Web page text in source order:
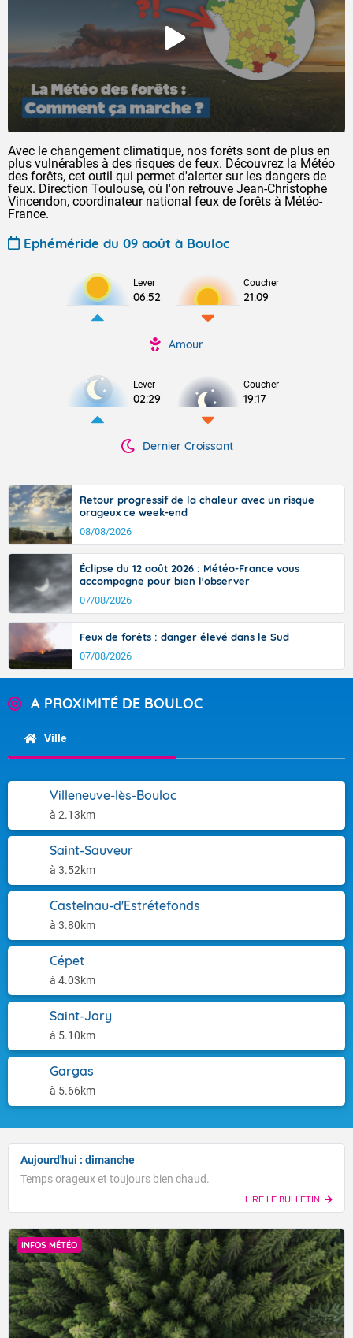
Avec le changement climatique, nos forêts sont de plus en
plus vulnérables à des risques de feux. Découvrez la Météo
des forêts, cet outil qui permet d'alerter sur les dangers de
feux. Direction Toulouse, où l'on retrouve Jean-Christophe
Vincendon, coordinateur national feux de forêts à Météo-
France.
Ephéméride du 09 août à Bouloc
Lever
06:52
Coucher
21:09
Amour
Lever
02:29
Coucher
19:17
Dernier Croissant
Retour progressif de la chaleur avec un risque
orageux ce week-end
08/08/2026
Éclipse du 12 août 2026 : Météo-France vous
accompagne pour bien l'observer
07/08/2026
Feux de forêts : danger élevé dans le Sud
07/08/2026
A PROXIMITÉ DE BOULOC
Ville
Villeneuve-lès-Bouloc
à 2.13km
Saint-Sauveur
à 3.52km
Castelnau-d'Estrétefonds
à 3.80km
Cépet
à 4.03km
Saint-Jory
à 5.10km
Gargas
à 5.66km
Aujourd'hui : dimanche
Temps orageux et toujours bien chaud.
LIRE LE BULLETIN
INFOS MÉTÉO